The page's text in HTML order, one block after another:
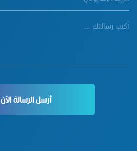
أرسل الرسالة الآن